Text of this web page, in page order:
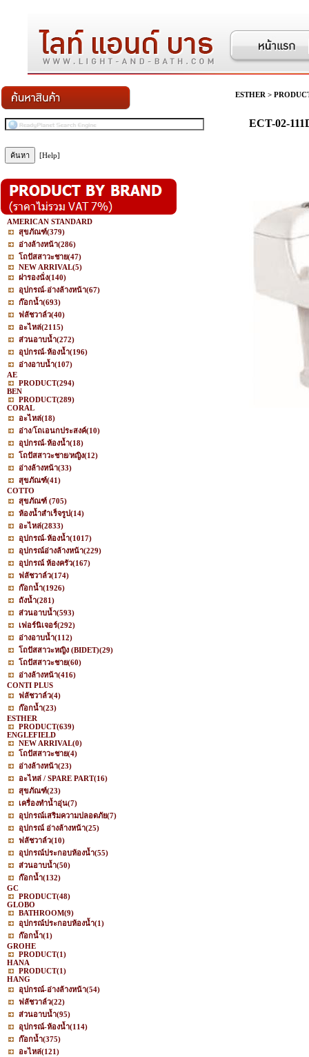
[Help]
AMERICAN STANDARD
สุขภัณฑ์(379)
อ่างล้างหน้า(286)
โถปัสสาวะชาย(47)
NEW ARRIVAL(5)
ฝารองนั่ง(140)
อุปกรณ์-อ่างล้างหน้า(67)
ก๊อกน้ำ(693)
ฟลัชวาล์ว(40)
อะไหล่(2115)
ส่วนอาบน้ำ(272)
อุปกรณ์-ห้องน้ำ(196)
อ่างอาบน้ำ(107)
AE
PRODUCT(294)
BEN
PRODUCT(289)
CORAL
อะไหล่(18)
อ่าง/โถเอนกประสงค์(10)
อุปกรณ์-ห้องน้ำ(18)
โถปัสสาวะชาย/หญิง(12)
อ่างล้างหน้า(33)
สุขภัณฑ์(41)
COTTO
สุขภัณฑ์ (705)
ห้องน้ำสำเร็จรูป(14)
อะไหล่(2833)
อุปกรณ์-ห้องน้ำ(1017)
อุปกรณ์อ่างล้างหน้า(229)
อุปกรณ์ ห้องครัว(167)
ฟลัชวาล์ว(174)
ก๊อกน้ำ(1926)
ถังน้ำ(281)
ส่วนอาบน้ำ(593)
เฟอร์นิเจอร์(292)
อ่างอาบน้ำ(112)
โถปัสสาวะหญิง (BIDET)(29)
โถปัสสาวะชาย(60)
อ่างล้างหน้า(416)
CONTI PLUS
ฟลัชวาล์ว(4)
ก๊อกน้ำ(23)
ESTHER
PRODUCT(639)
ENGLEFIELD
NEW ARRIVAL(0)
โถปัสสาวะชาย(4)
อ่างล้างหน้า(23)
อะไหล่ / SPARE PART(16)
สุขภัณฑ์(23)
เครื่องทำน้ำอุ่น(7)
อุปกรณ์เสริมความปลอดภัย(7)
อุปกรณ์ อ่างล้างหน้า(25)
ฟลัชวาล์ว(10)
อุปกรณ์ประกอบห้องน้ำ(55)
ส่วนอาบน้ำ(50)
ก๊อกน้ำ(132)
GC
PRODUCT(48)
GLOBO
BATHROOM(9)
อุปกรณ์ประกอบห้องน้ำ(1)
ก๊อกน้ำ(1)
GROHE
PRODUCT(1)
HANA
PRODUCT(1)
HANG
อุปกรณ์-อ่างล้างหน้า(54)
ฟลัชวาล์ว(22)
ส่วนอาบน้ำ(95)
อุปกรณ์-ห้องน้ำ(114)
ก๊อกน้ำ(375)
อะไหล่(121)
ESTHER >
ECT-02-